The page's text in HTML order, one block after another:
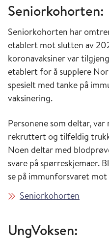
Seniorkohorten:
Seniorkohorten har
etablert mot slutten av
koronavaksiner var
etablert for å supplere
spesielt med tanke på
vaksinering.
Personene som deltar,
rekruttert og tilfeldig
Noen deltar med
svare på spørreskjemaer.
se på immunforsvaret
Seniorkohorten
UngVoksen: